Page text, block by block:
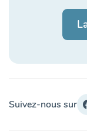
Suivez-nous sur